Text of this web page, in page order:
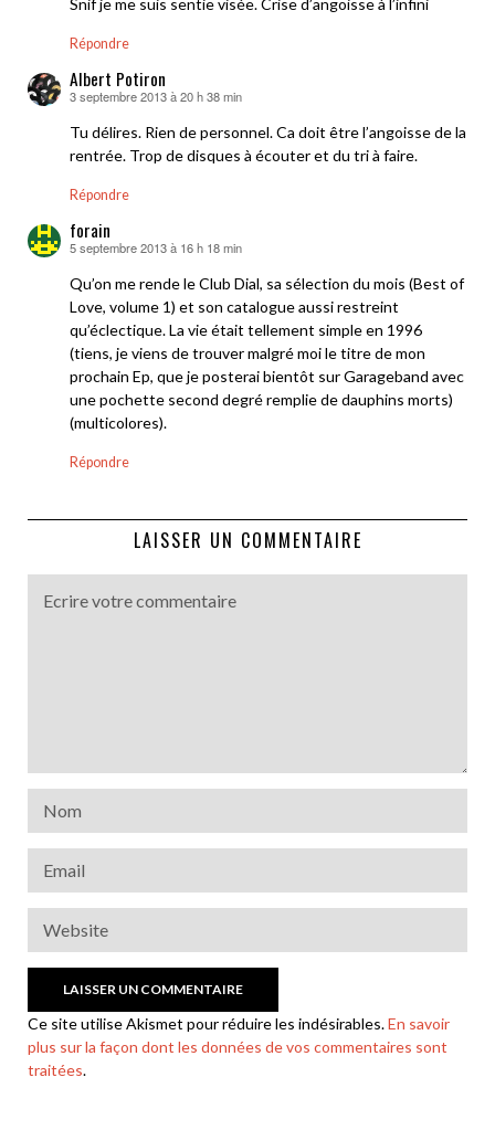
Répondre
Albert Potiron
dit :
3 septembre 2013 à 20 h 38 min
Tu délires. Rien de personnel. Ca doit être l’angoisse de la
rentrée. Trop de disques à écouter et du tri à faire.
Répondre
forain
dit :
5 septembre 2013 à 16 h 18 min
Qu’on me rende le Club Dial, sa sélection du mois (Best of
Love, volume 1) et son catalogue aussi restreint
qu’éclectique. La vie était tellement simple en 1996
(tiens, je viens de trouver malgré moi le titre de mon
prochain Ep, que je posterai bientôt sur Garageband avec
une pochette second degré remplie de dauphins morts)
(multicolores).
Répondre
LAISSER UN COMMENTAIRE
Ce site utilise Akismet pour réduire les indésirables.En savoir
plus sur la façon dont les données de vos commentaires sont
traitées.